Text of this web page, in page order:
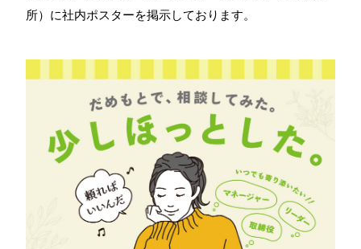
所）に社内ポスターを掲示しております。